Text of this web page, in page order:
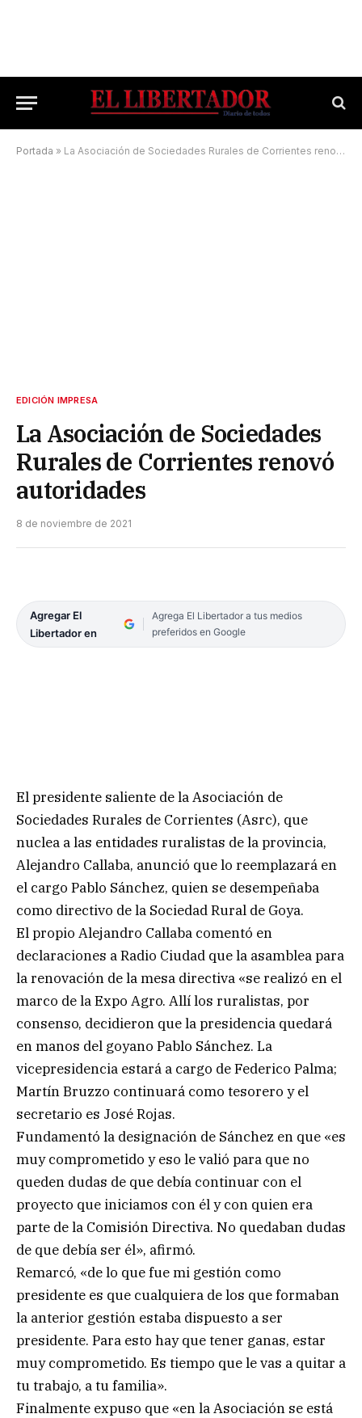
Portada » La Asociación de Sociedades Rurales de Corrientes renovó autoridades
EDICIÓN IMPRESA
La Asociación de Sociedades
Rurales de Corrientes renovó
autoridades
8 de noviembre de 2021
Agregar El
Libertador en
Agrega El Libertador a tus medios
preferidos en Google
El presidente saliente de la Asociación de
Sociedades Rurales de Corrientes (Asrc), que
nuclea a las entidades ruralistas de la provincia,
Alejandro Callaba, anunció que lo reemplazará en
el cargo Pablo Sánchez, quien se desempeñaba
como directivo de la Sociedad Rural de Goya.
El propio Alejandro Callaba comentó en
declaraciones a Radio Ciudad que la asamblea para
la renovación de la mesa directiva «se realizó en el
marco de la Expo Agro. Allí los ruralistas, por
consenso, decidieron que la presidencia quedará
en manos del goyano Pablo Sánchez. La
vicepresidencia estará a cargo de Federico Palma;
Martín Bruzzo continuará como tesorero y el
secretario es José Rojas.
Fundamentó la designación de Sánchez en que «es
muy comprometido y eso le valió para que no
queden dudas de que debía continuar con el
proyecto que iniciamos con él y con quien era
parte de la Comisión Directiva. No quedaban dudas
de que debía ser él», afirmó.
Remarcó, «de lo que fue mi gestión como
presidente es que cualquiera de los que formaban
la anterior gestión estaba dispuesto a ser
presidente. Para esto hay que tener ganas, estar
muy comprometido. Es tiempo que le vas a quitar a
tu trabajo, a tu familia».
Finalmente expuso que «en la Asociación se está